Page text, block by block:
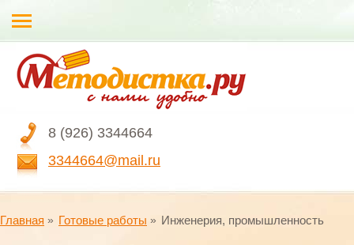
8 (926) 3344664
3344664@mail.ru
Главная Готовые работы Инженерия, промышленность